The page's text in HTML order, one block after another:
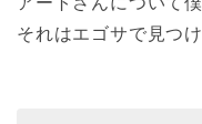
それはエゴサで見つ